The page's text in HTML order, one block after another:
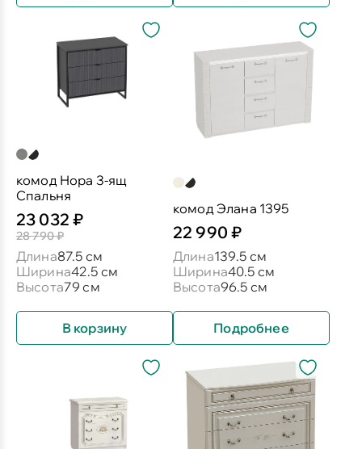
комод Нора 3-ящ
Спальня
23 032 ₽
28 790 ₽
Длина87.5 см
Ширина42.5 см
Высота79 см
В корзину
комод Элана 1395
22 990 ₽
Длина139.5 см
Ширина40.5 см
Высота96.5 см
Подробнее